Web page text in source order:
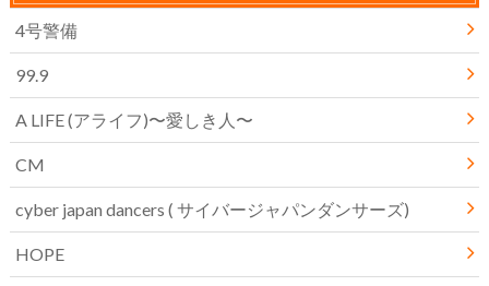
4号警備
99.9
A LIFE (アライフ)〜愛しき人〜
CM
cyber japan dancers ( サイバージャパンダンサーズ)
HOPE